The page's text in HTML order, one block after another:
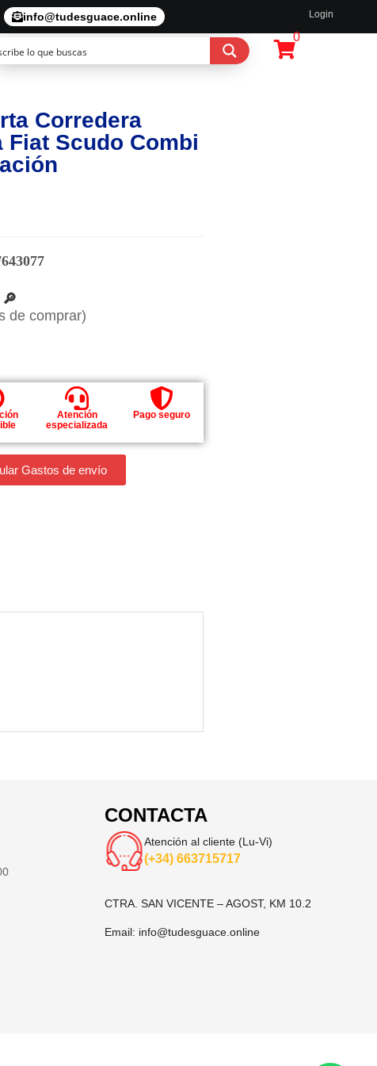
info@tudesguace.online Login
0
Corredera
Fiat Scudo Combi
de comprar)
Atención
especializada
Pago seguro
Gastos de envío
CONTACTA
Atención al cliente (Lu-Vi)
(+34) 663715717
CTRA. SAN VICENTE – AGOST, KM 10.2
Email: info@tudesguace.online